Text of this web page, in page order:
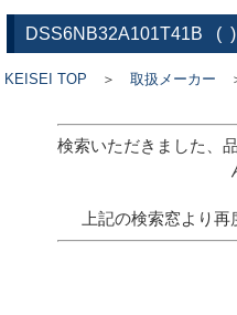
DSS6NB32A101T41B (
KEISEI TOP ＞取扱メーカー
検索いただきました、
上記の検索窓より再